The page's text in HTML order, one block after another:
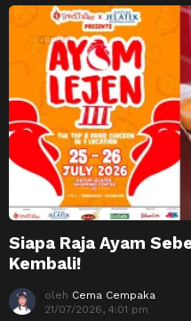
Siapa Raja Ayam
Kembali!
oleh Cema Cempaka
21/07/2026, 4:01 pm